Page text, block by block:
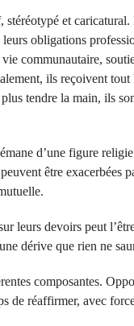
et
obligations
communautaire,
ils reçoivent
tendre la main, ils
d’une figure
être exacerbées
leurs devoirs peut
dérive que rien ne
composantes.
de réaffirmer, avec